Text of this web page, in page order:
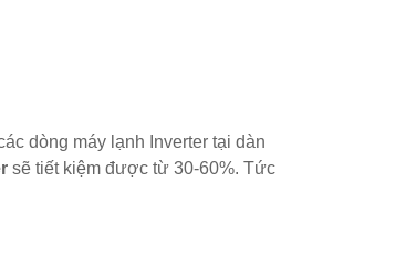
dòng máy lạnh Inverter tại dàn
sẽ tiết kiệm được từ 30-60%. Tức